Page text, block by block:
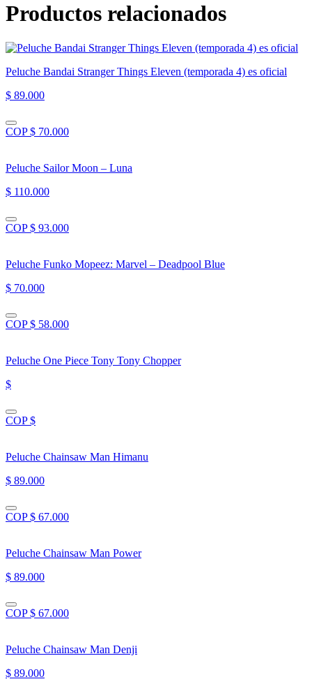
Productos relacionados
Peluche Bandai Stranger Things Eleven (temporada 4) es oficial
$ 89.000
COP $ 70.000
Peluche Sailor Moon – Luna
$ 110.000
COP $ 93.000
Peluche Funko Mopeez: Marvel – Deadpool Blue
$ 70.000
COP $ 58.000
Peluche One Piece Tony Tony Chopper
$
COP $
Peluche Chainsaw Man Himanu
$ 89.000
COP $ 67.000
Peluche Chainsaw Man Power
$ 89.000
COP $ 67.000
Peluche Chainsaw Man Denji
$ 89.000